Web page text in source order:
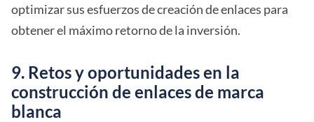
optimizar sus esfuerzos de creación de enlaces para
obtener el máximo retorno de la inversión.
9. Retos y oportunidades en la
construcción de enlaces de marca
blanca